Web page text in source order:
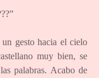
gesto hacia el cielo
muy bien, se
palabras. Acabo de